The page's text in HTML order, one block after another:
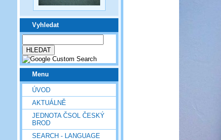
Vyhledat
Menu
ÚVOD
AKTUÁLNĚ
JEDNOTA ČSOL ČESKÝ
BROD
SEARCH - LANGUAGE